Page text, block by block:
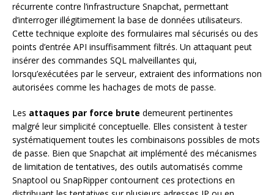
récurrente contre l’infrastructure Snapchat, permettant
d’interroger illégitimement la base de données utilisateurs.
Cette technique exploite des formulaires mal sécurisés ou des
points d’entrée API insuffisamment filtrés. Un attaquant peut
insérer des commandes SQL malveillantes qui,
lorsqu’exécutées par le serveur, extraient des informations non
autorisées comme les hachages de mots de passe.
Les attaques par force brute demeurent pertinentes
malgré leur simplicité conceptuelle. Elles consistent à tester
systématiquement toutes les combinaisons possibles de mots
de passe. Bien que Snapchat ait implémenté des mécanismes
de limitation de tentatives, des outils automatisés comme
Snaptool ou SnapRipper contournent ces protections en